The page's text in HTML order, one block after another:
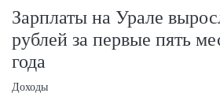
Зарплаты на Урале
рублей за первые пять
года
Доходы